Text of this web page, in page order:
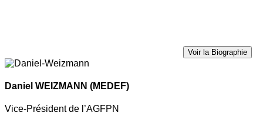
Voir la Biographie
Daniel WEIZMANN (MEDEF)
Vice-Président de l’AGFPN